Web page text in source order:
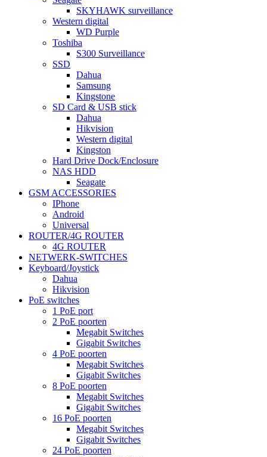
SKYHAWK surveillance
Western digital
WD Purple
Toshiba
S300 Surveillance
SSD
Dahua
Samsung
Kingstone
SD Card & USB stick
Dahua
Hikvision
Western digital
Kingston
Hard Drive Dock/Enclosure
NAS HDD
Seagate
GSM ACCESSORIES
IPhone
Android
Universal
ROUTER/4G ROUTER
4G ROUTER
NETWERK-SWITCHES
Keyboard/Joystick
Dahua
Hikvision
PoE switches
1 PoE port
2 PoE poorten
Megabit Switches
Gigabit Switches
4 PoE poorten
Megabit Switches
Gigabit Switches
8 PoE poorten
Megabit Switches
Gigabit Switches
16 PoE poorten
Megabit Switches
Gigabit Switches
24 PoE poorten